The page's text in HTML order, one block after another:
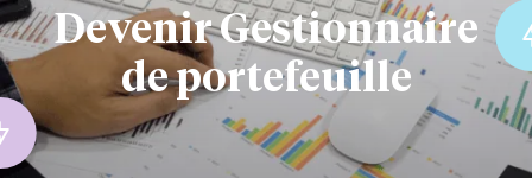
Devenir Gestionnaire
de portefeuille